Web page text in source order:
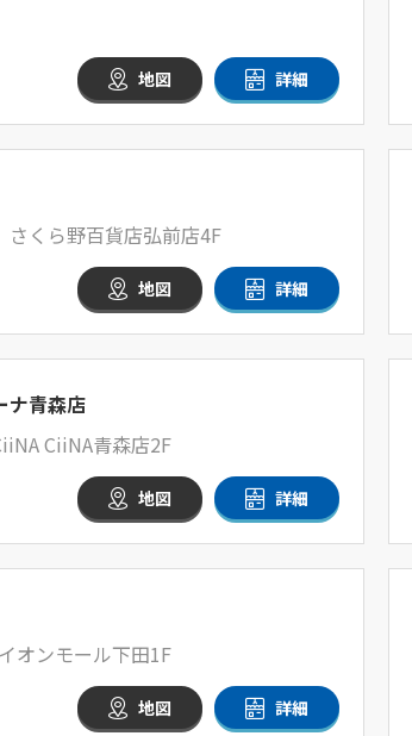
地図 詳細
くら野百貨店弘前店4F
地図 詳細
ナ青森店
CiiNA青森店2F
地図 詳細
オンモール下田1F
地図 詳細